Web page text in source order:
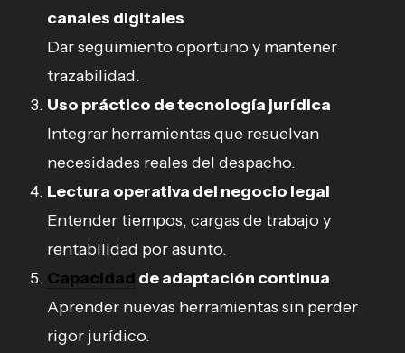
canales digitales
Dar seguimiento oportuno y mantener
trazabilidad.
Uso práctico de tecnología jurídica
Integrar herramientas que resuelvan
necesidades reales del despacho.
Lectura operativa del negocio legal
Entender tiempos, cargas de trabajo y
rentabilidad por asunto.
Capacidad de adaptación continua
Aprender nuevas herramientas sin perder
rigor jurídico.